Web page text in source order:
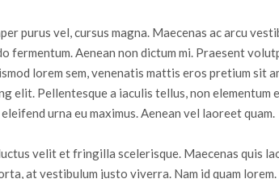
purus vel, cursus magna. Maecenas ac arcu
fermentum. Aenean non dictum mi. Praesent
lorem sem, venenatis mattis eros pretium sit
elit. Pellentesque a iaculis tellus, non
urna eu maximus. Aenean vel laoreet quam.
velit et fringilla scelerisque. Maecenas quis
at vestibulum justo viverra. Nam id quam